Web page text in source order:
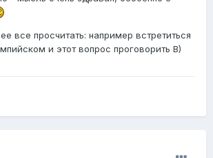
все просчитать: например встретиться
и этот вопрос проговорить B)